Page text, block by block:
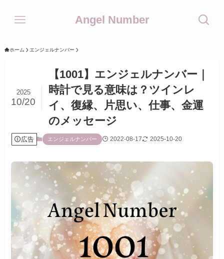
Angel Number
ホーム エンジェルナンバー
【1001】エンジェルナンバー｜
時計で見る意味は？ツインレ
イ、復縁、片思い、仕事、金運
のメッセージ
2025
10/20
広告 エンジェルナンバー 2022-08-17 2025-10-20